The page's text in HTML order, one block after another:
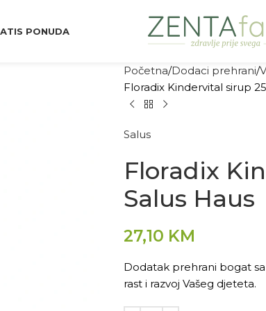
PONUDA
Početna Dodaci prehrani
Floradix Kindervital sirup
Salus
Floradix
Salus Haus
27,10 KM
Dodatak prehrani bogat
rast i razvoj Vašeg djeteta.